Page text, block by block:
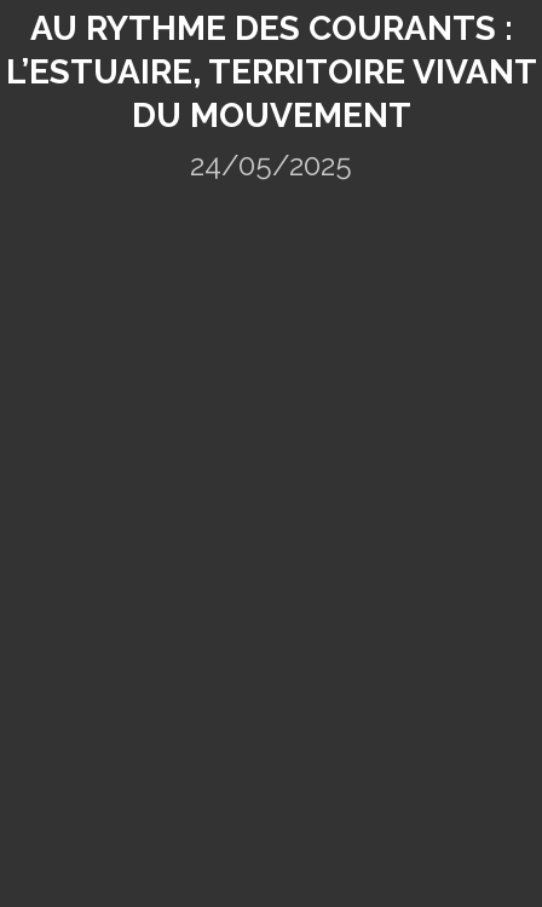
AU RYTHME DES COURANTS :
L’ESTUAIRE, TERRITOIRE VIVANT
DU MOUVEMENT
24/05/2025